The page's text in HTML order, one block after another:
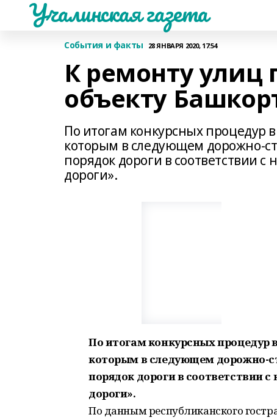
Учалинская газета
События и факты 28 ЯНВАРЯ 2020, 17:54
К ремонту улиц
объекту
По итогам конкурсных процедур
которым в следующем дорожно-
порядок дороги в соответствии
дороги».
По итогам конкурсных процедур
которым в следующем дорожно-
порядок дороги в соответствии
дороги».
По данным республиканского